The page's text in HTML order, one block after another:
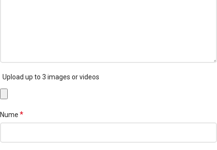
Upload up to 3 images or videos
Nume *